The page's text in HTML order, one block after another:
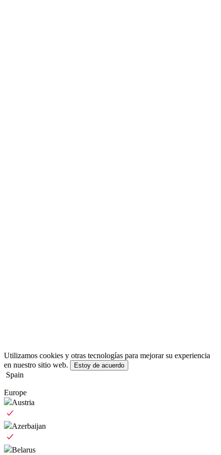
Utilizamos cookies y otras tecnologías para mejorar su experiencia
en nuestro sitio web.
Estoy de acuerdo
Spain
Europe
Austria
Azerbaijan
Belarus